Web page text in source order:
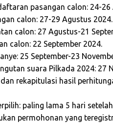
pasangan calon: 24-26
calon: 27-29 Agustus 2024.
calon: 27 Agustus-21
calon: 22 September 2024.
25 September-23
suara Pilkada 2024: 27
rekapitulasi hasil
paling lama 5 hari
permohonan yang